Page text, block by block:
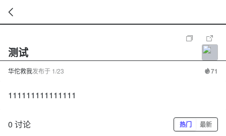
测试
华佗救我发布于 1/23 71
111111111111111
0 讨论 热门 最新